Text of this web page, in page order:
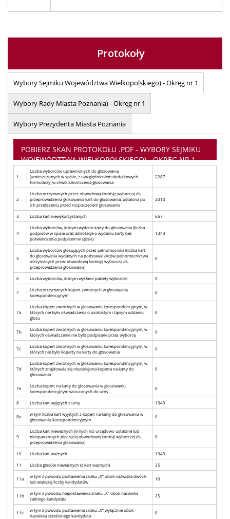
Protokoły
Wybory Sejmiku Województwa Wielkopolskiego) - Okręg nr 1
Wybory Rady Miasta Poznania) - Okręg nr 1
Wybory Prezydenta Miasta Poznania
POBIERZ SKAN PROTOKOŁU .PDF - WYBORY SEJMIKU
WOJEWÓDZTWA WIELKOPOLSKIEGO) - OKRĘG NR 1
1
Liczba wyborców uprawnionych do głosowania
(umieszczonych w spisie, z uwzględnieniem dodatkowych
formularzy) w chwili zakończenia głosowania
2287
2
Liczba otrzymanych przez obwodową komisję wyborczą ds.
przeprowadzenia głosowania kart do głosowania, ustalona po
ich przeliczeniu przed rozpoczęciem głosowania
2010
3 Liczba kart niewykorzystanych 667
4
Liczba wyborców, którym wydano karty do głosowania (liczba
podpisów w spisie oraz adnotacje o wydaniu karty bez
potwierdzenia podpisem w spisie)
1343
5
Liczba wyborców głosujących przez pełnomocnika (liczba kart
do głosowania wydanych na podstawie aktów pełnomocnictwa
otrzymanych przez obwodową komisję wyborczą ds.
przeprowadzenia głosowania)
0
6 Liczba wyborców, którym wysłano pakiety wyborcze 0
7
Liczba otrzymanych kopert zwrotnych w głosowaniu
korespondencyjnym
0
7a
Liczba kopert zwrotnych w głosowaniu korespondencyjnym, w
których nie było oświadczenia o osobistym i tajnym oddaniu
głosu
0
7b
Liczba kopert zwrotnych w głosowaniu korespondencyjnym, w
których oświadczenie nie było podpisane przez wyborcę
0
7c
Liczba kopert zwrotnych w głosowaniu korespondencyjnym, w
których nie było koperty na karty do głosowania
0
7d
Liczba kopert zwrotnych w głosowaniu korespondencyjnym, w
których znajdowała się niezaklejona koperta na karty do
głosowania
0
7e
Liczba kopert na karty do głosowania w głosowaniu
korespondencyjnym wrzuconych do urny
0
8 Liczba kart wyjętych z urny 1343
8a
w tym liczba kart wyjętych z kopert na karty do głosowania w
głosowaniu korespondencyjnym
0
9
Liczba kart nieważnych (innych niż urzędowo ustalone lub
nieopatrzonych pieczęcią obwodowej komisji wyborczej ds.
przeprowadzenia głosowania)
0
10 Liczba kart ważnych
1343
11
Liczba głosów nieważnych (z kart ważnych) 35
11a
w tym z powodu postawienia znaku „X” obok nazwiska dwóch
lub większej liczby kandydatów
10
11b
w tym z powodu niepostawienia znaku „X” obok nazwiska
żadnego kandydata
25
11c
w tym z powodu postawienia znaku „X” wyłącznie obok
nazwiska skreślonego kandydata
0